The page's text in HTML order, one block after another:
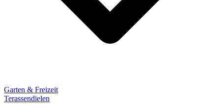
Garten & Freizeit
Terassendielen